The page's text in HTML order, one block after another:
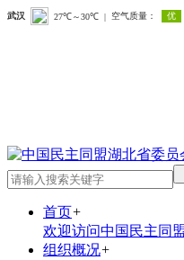
首页+
欢迎访问中国民主同
组织概况+